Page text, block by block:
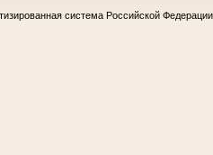
система Российской